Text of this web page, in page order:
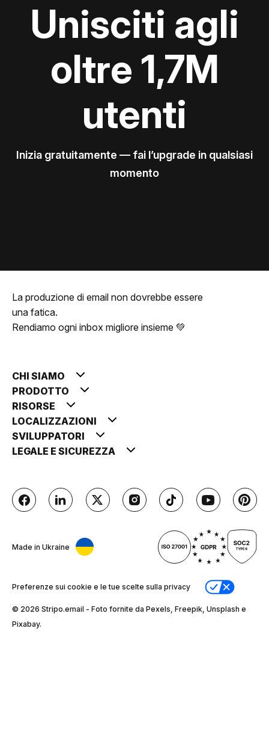
Unisciti agli
oltre 1,7M
utenti
Inizia gratuitamente — fai l’upgrade in qualsiasi
momento
La produzione di email non dovrebbe essere
una fatica.
Rendiamo ogni inbox migliore insieme 💚
CHI SIAMO
PRODOTTO
RISORSE
LOCALIZZAZIONI
SVILUPPATORI
LEGALE E SICUREZZA
Made in Ukraine
Preferenze sui cookie e le tue scelte sulla privacy
© 2026 Stripо.email - Foto fornite da Pexels, Freepik, Unsplash e
Pixabay.